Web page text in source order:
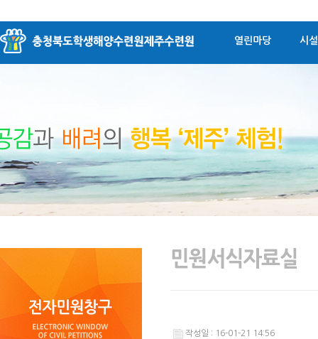
열린마당 시
작성일 : 16-01-21 14:56